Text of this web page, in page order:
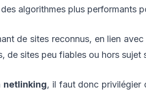
algorithmes plus performants
de sites reconnus, en lien
de sites peu fiables ou hors
netlinking, il faut donc privilégier